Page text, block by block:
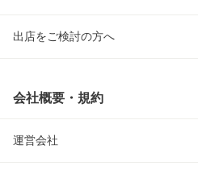
出店をご検討の方へ
会社概要・規約
運営会社